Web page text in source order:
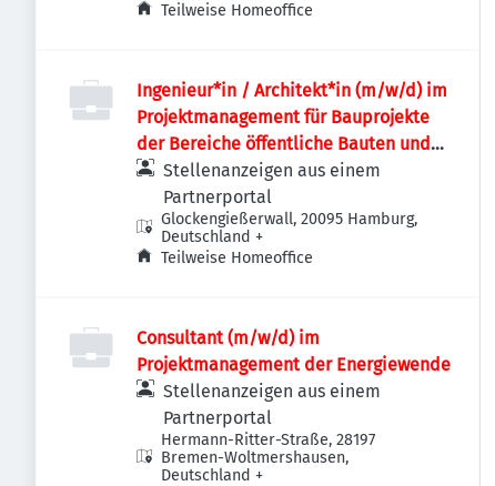
Teilweise Homeoffice
Ingenieur*in / Architekt*in (m/w/d) im
Projektmanagement für Bauprojekte
der Bereiche öffentliche Bauten und
Industriebauten / Infrastruktur
Stellenanzeigen aus einem
Partnerportal
Glockengießerwall, 20095 Hamburg,
Deutschland +
Teilweise Homeoffice
Consultant (m/w/d) im
Projektmanagement der Energiewende
Stellenanzeigen aus einem
Partnerportal
Hermann-Ritter-Straße, 28197
Bremen-Woltmershausen,
Deutschland +